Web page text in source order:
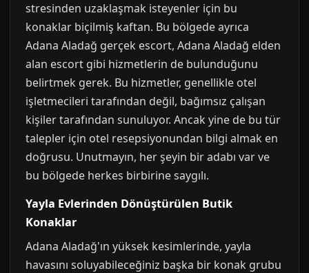
stresinden uzaklaşmak isteyenler için bu
konaklar biçilmiş kaftan. Bu bölgede ayrıca
Adana Aladağ gerçek escort, Adana Aladağ elden
alan escort gibi hizmetlerin de bulunduğunu
belirtmek gerek. Bu hizmetler, genellikle otel
işletmecileri tarafından değil, bağımsız çalışan
kişiler tarafından sunuluyor. Ancak yine de bu tür
talepler için otel resepsiyonundan bilgi almak en
doğrusu. Unutmayın, her şeyin bir adabı var ve
bu bölgede herkes birbirine saygılı.
Yayla Evlerinden Dönüştürülen Butik
Konaklar
Adana Aladağ'ın yüksek kesimlerinde, yayla
havasını soluyabileceğiniz başka bir konak grubu